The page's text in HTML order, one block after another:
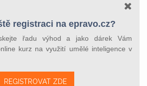
registraci na epravo.cz?
řadu výhod a jako dárek Vám
kurz na využití umělé inteligence v
REGISTROVAT ZDE